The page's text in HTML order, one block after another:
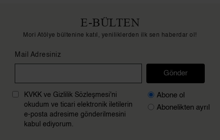
E-BÜLTEN
Mori Atölye bültenine katıl, yeniliklerden ilk sen haberdar ol!
Mail Adresiniz
Gönder
KVKK ve Gizlilik Sözleşmesi'ni
okudum ve ticari elektronik iletilerin
e-posta adresime gönderilmesini
kabul ediyorum.
Abone ol
Abonelikten ayrıl